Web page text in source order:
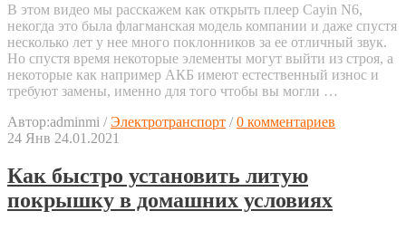
В этом видео мы расскажем как открыть плеер Cayin N6,
некогда это была флагманская модель компании и даже спустя
несколько лет у нее много поклонников за ее отличный звук.
Но спустя время некоторые элементы могут выйти из строя, а
некоторые как например АКБ имеют естественный износ и
требуют замены, именно для того чтобы вы могли …
Автор:adminmi / Электротранспорт / 0 комментариев
24 Янв 24.01.2021
Как быстро установить литую
покрышку в домашних условиях